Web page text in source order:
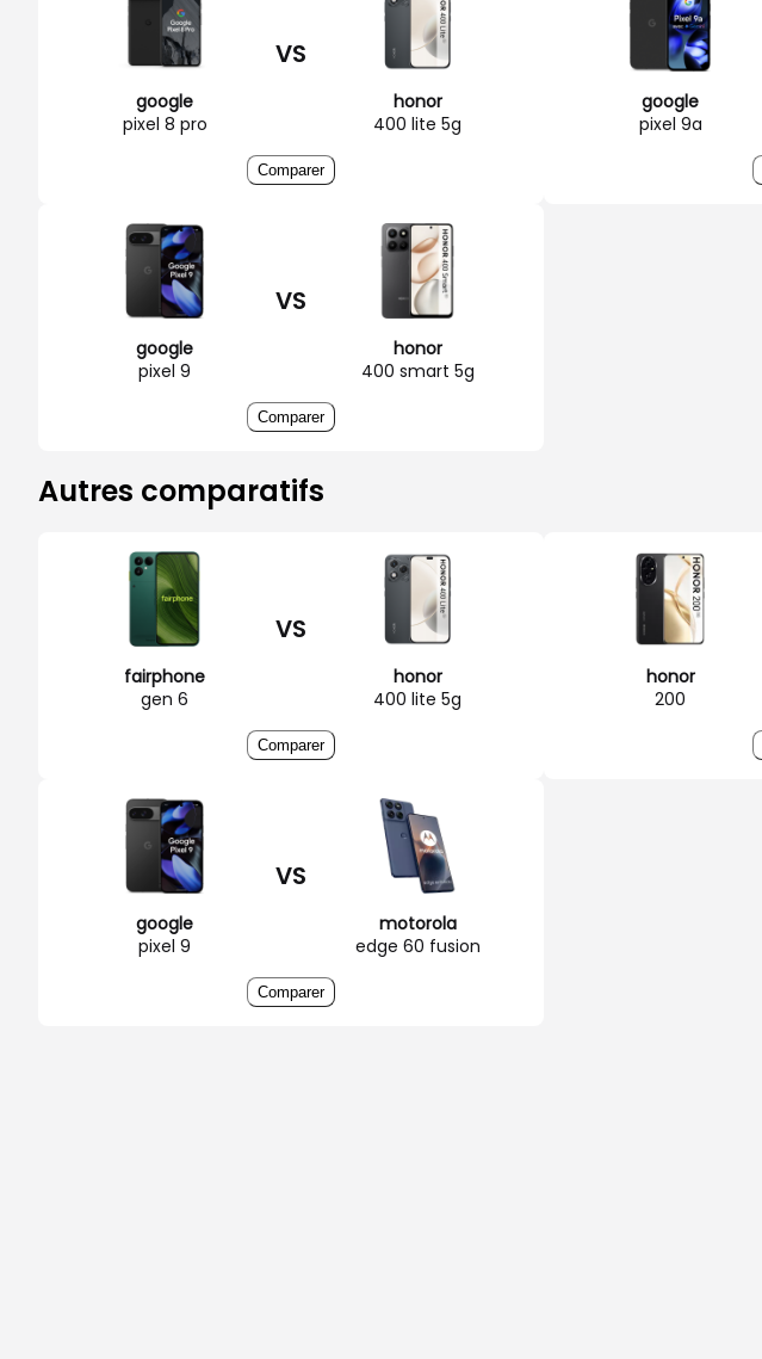
google
pixel 8 pro
VS
honor
400 lite 5g
Comparer
google
pixel 9a
google
pixel 9
VS
honor
400 smart 5g
Comparer
Autres comparatifs
fairphone
gen 6
VS
honor
400 lite 5g
Comparer
honor
200
google
pixel 9
VS
motorola
edge 60 fusion
Comparer